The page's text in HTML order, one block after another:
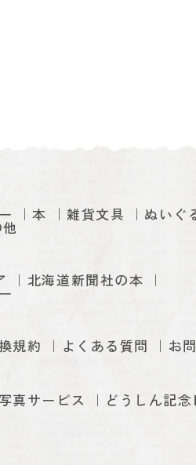
本 雑貨文具 ぬいぐ
北海道新聞社の本
規約 よくある質問 お
真サービス どうしん記念